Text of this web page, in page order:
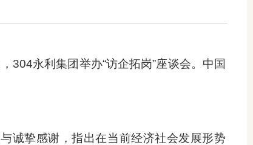
304永利集团举办“访企拓岗”座谈会。中国
诚挚感谢，指出在当前经济社会发展形势